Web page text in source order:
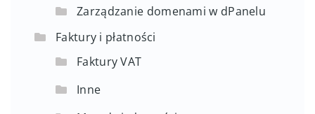
Zarządzanie domenami w dPanelu
Faktury i płatności
Faktury VAT
Inne